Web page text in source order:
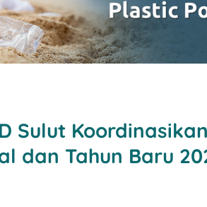
Sulut
dan Tahun Baru